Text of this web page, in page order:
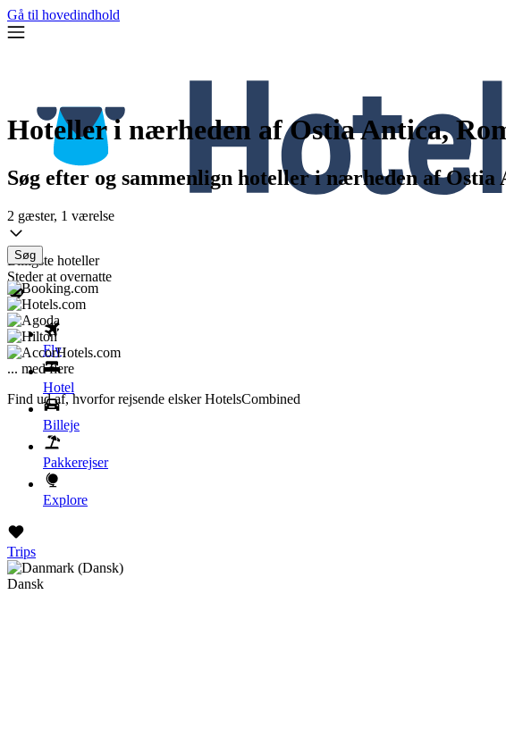
Gå til hovedindhold
Billigste hoteller
Steder at overnatte
Fly
Hotel
Billeje
Pakkerejser
Explore
Trips
Dansk
Hoteller i nærheden af Ostia Antica,
Søg efter og sammenlign hoteller i nærheden af
2 gæster, 1 værelse
Søg
... med flere
Find ud af, hvorfor rejsende elsker HotelsCombined